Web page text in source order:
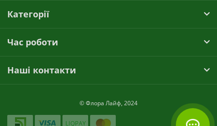
Категорії
Час роботи
Наші контакти
© Флора Лайф, 2024